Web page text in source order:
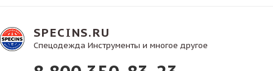
SPECINS.RU
Спецодежда Инструменты и многое другое